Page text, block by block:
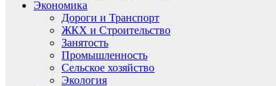
Экономика
Дороги и Транспорт
ЖКХ и Строительство
Занятость
Промышленность
Сельское хозяйство
Экология